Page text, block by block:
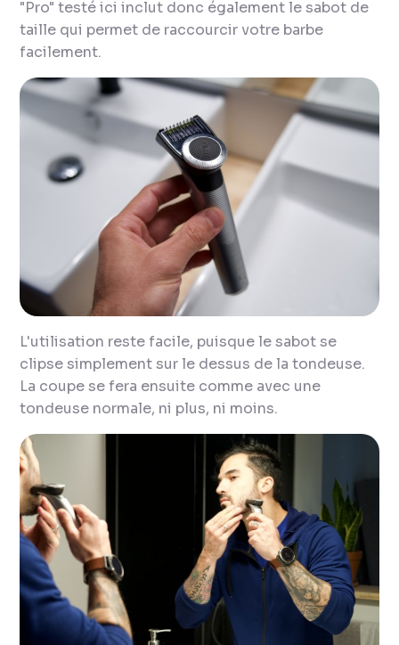
"Pro" testé ici inclut donc également le sabot de
taille qui permet de raccourcir votre barbe
facilement.
L'utilisation reste facile, puisque le sabot se
clipse simplement sur le dessus de la tondeuse.
La coupe se fera ensuite comme avec une
tondeuse normale, ni plus, ni moins.